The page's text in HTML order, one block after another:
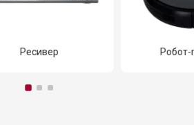
Робот-пылесос